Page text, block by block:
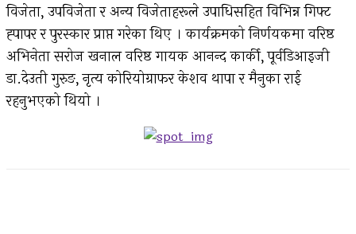
विजेता, उपविजेता र अन्य विजेताहरूले उपाधिसहित विभिन्न गिफ्ट
ह्पापर र पुरस्कार प्राप्त गरेका थिए । कार्यक्रमको निर्णयकमा वरिष्ठ
अभिनेता सरोज खनाल वरिष्ठ गायक आनन्द कार्की, पूर्वडिआइजी
डा.देउती गुरुङ, नृत्य कोरियोग्राफर केशव थापा र मैनुका राई
रहनुभएको थियो ।